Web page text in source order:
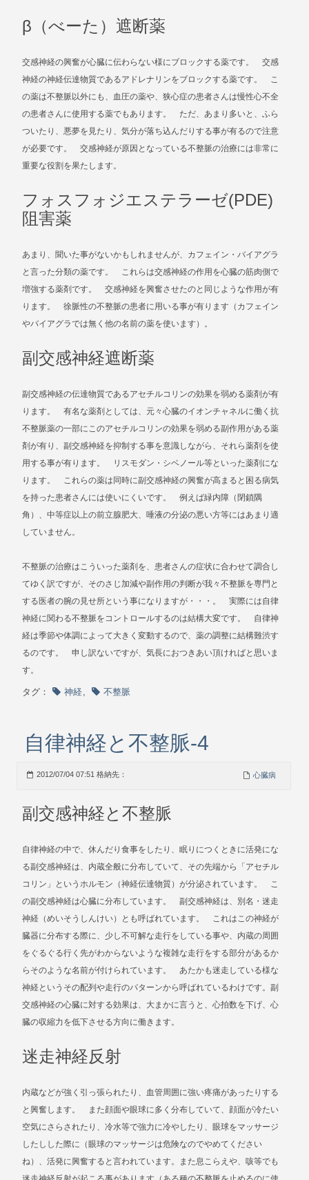
β（べーた）遮断薬
交感神経の興奮が心臓に伝わらない様にブロックする薬です。 交感
神経の神経伝達物質であるアドレナリンをブロックする薬です。 こ
の薬は不整脈以外にも、血圧の薬や、狭心症の患者さんは慢性心不全
の患者さんに使用する薬でもあります。 ただ、あまり多いと、ふら
ついたり、悪夢を見たり、気分が落ち込んだりする事が有るので注意
が必要です。 交感神経が原因となっている不整脈の治療には非常に
重要な役割を果たします。
フォスフォジエステラーゼ(PDE)
阻害薬
あまり、聞いた事がないかもしれませんが、カフェイン・バイアグラ
と言った分類の薬です。 これらは交感神経の作用を心臓の筋肉側で
増強する薬剤です。 交感神経を興奮させたのと同じような作用が有
ります。 徐脈性の不整脈の患者に用いる事が有ります（カフェイン
やバイアグラでは無く他の名前の薬を使います）。
副交感神経遮断薬
副交感神経の伝達物質であるアセチルコリンの効果を弱める薬剤が有
ります。 有名な薬剤としては、元々心臓のイオンチャネルに働く抗
不整脈薬の一部にこのアセチルコリンの効果を弱める副作用がある薬
剤が有り、副交感神経を抑制する事を意識しながら、それら薬剤を使
用する事が有ります。 リスモダン・シベノール等といった薬剤にな
ります。 これらの薬は同時に副交感神経の興奮が高まると困る病気
を持った患者さんには使いにくいです。 例えば緑内障（閉鎖隅
角）、中等症以上の前立腺肥大、唾液の分泌の悪い方等にはあまり適
していません。
不整脈の治療はこういった薬剤を、患者さんの症状に合わせて調合し
てゆく訳ですが、そのさじ加減や副作用の判断が我々不整脈を専門と
する医者の腕の見せ所という事になりますが・・・。 実際には自律
神経に関わる不整脈をコントロールするのは結構大変です。 自律神
経は季節や体調によって大きく変動するので、薬の調整に結構難渋す
るのです。 申し訳ないですが、気長におつきあい頂ければと思いま
す。
タグ： 神経, 不整脈
自律神経と不整脈-4
2012/07/04 07:51 格納先： 心臓病
副交感神経と不整脈
自律神経の中で、休んだり食事をしたり、眠りにつくときに活発にな
る副交感神経は、内蔵全般に分布していて、その先端から「アセチル
コリン」というホルモン（神経伝達物質）が分泌されています。 こ
の副交感神経は心臓に分布しています。 副交感神経は、別名・迷走
神経（めいそうしんけい）とも呼ばれています。 これはこの神経が
臓器に分布する際に、少し不可解な走行をしている事や、内蔵の周囲
をぐるぐる行く先がわからないような複雑な走行をする部分があるか
らそのような名前が付けられています。 あたかも迷走している様な
神経というその配列や走行のパターンから呼ばれているわけです。副
交感神経の心臓に対する効果は、大まかに言うと、心拍数を下げ、心
臓の収縮力を低下させる方向に働きます。
迷走神経反射
内蔵などが強く引っ張られたり、血管周囲に強い疼痛があったりする
と興奮します。 また顔面や眼球に多く分布していて、顔面が冷たい
空気にさらされたり、冷水等で強力に冷やしたり、眼球をマッサージ
したしした際に（眼球のマッサージは危険なのでやめてください
ね）、活発に興奮すると言われています。また息こらえや、咳等でも